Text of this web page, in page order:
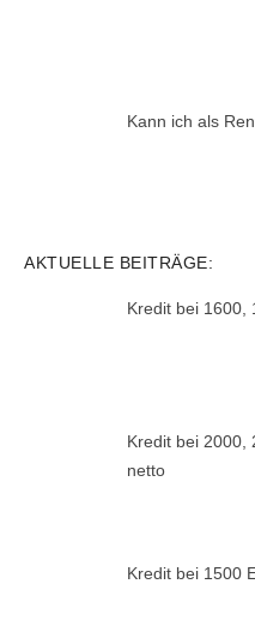
Kann ich als
AKTUELLE BEITRÄGE:
Kredit bei 1600,
Kredit bei 2000,
netto
Kredit bei 1500